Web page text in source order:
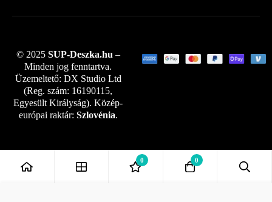
© 2025 SUP-Deszka.hu –
Minden jog fenntartva.
Üzemeltető: DX Studio Ltd
(Reg. szám: 16190115,
Egyesült Királyság). Közép-
európai raktár: Szlovénia.
0 0